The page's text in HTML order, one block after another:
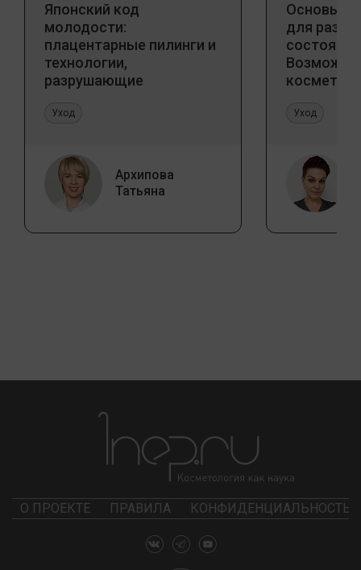
Японский код
молодости:
плацентарные пилинги и
технологии,
разрушающие
Уход
Архипова
Татьяна
Основы
для
Уход
О ПРОЕКТЕ ПРАВИЛА КОНФИДЕНЦИАЛЬНОСТЬ